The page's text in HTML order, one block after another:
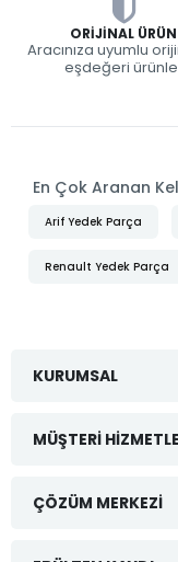
ORIJINAL ÜRÜN
Aracınıza uyumlu
eşdeğeri
En Çok Aranan
Arif Yedek Parça
Renault Yedek Parça
KURUMSAL
MÜŞTERI
ÇÖZÜM MERKEZI